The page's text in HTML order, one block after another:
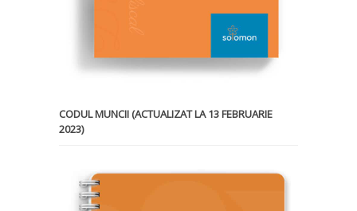
CODUL MUNCII (ACTUALIZAT LA 13 FEBRUARIE
2023)